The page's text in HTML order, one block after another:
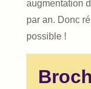
augmentation
par an. Donc
possible !